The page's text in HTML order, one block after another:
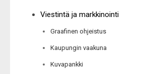
Viestintä ja markkinointi
Graafinen ohjeistus
Kaupungin vaakuna
Kuvapankki